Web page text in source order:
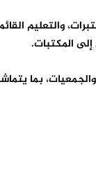
والتعليم
المكتبات.
بما